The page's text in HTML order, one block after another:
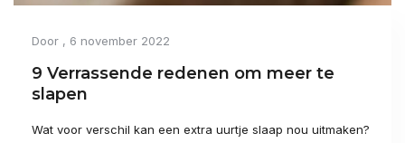
Door , 6 november 2022
9 Verrassende redenen om meer te
slapen
Wat voor verschil kan een extra uurtje slaap nou uitmaken?